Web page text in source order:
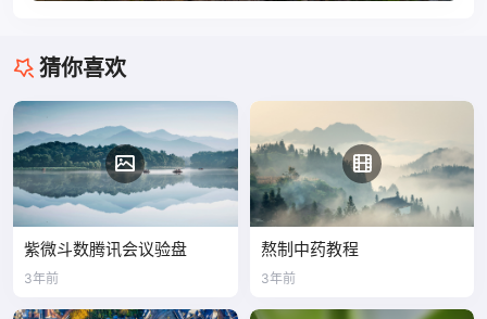
猜你喜欢
紫微斗数腾讯会议验盘
3年前
熬制中药教程
3年前